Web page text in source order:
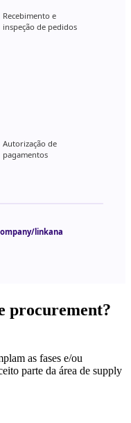
procurement?
as fases e/ou
parte da área de supply